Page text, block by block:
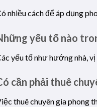
nhiều cách để áp dụng
yếu tố nào
yếu tố như hướng nhà,
cần phải thuê
thuê chuyên gia phong